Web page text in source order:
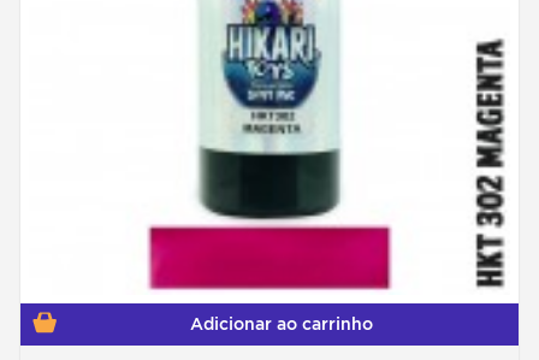
Adicionar ao carrinho